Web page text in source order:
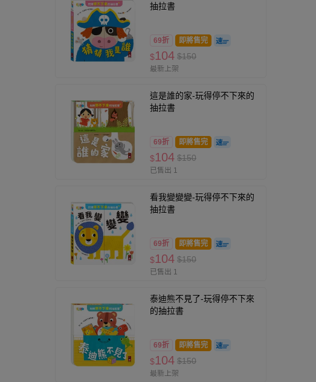
抽拉書
69折 即將售完
$104 $150
最新上架
這是誰的家-玩得停不下來的
抽拉書
69折 即將售完
$104 $150
已售出 1
看我變變變-玩得停不下來的
抽拉書
69折 即將售完
$104 $150
已售出 1
泰迪熊不見了-玩得停不下來
的抽拉書
69折 即將售完
$104 $150
最新上架